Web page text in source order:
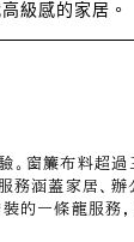
級感的家居。
窗簾布料超過
務涵蓋家居、
的一條龍服務